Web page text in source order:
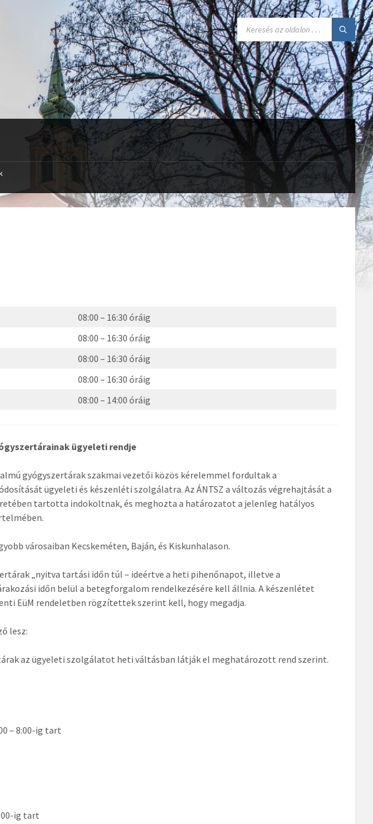
SEARCH:
08:00 – 16:30 óráig
08:00 – 16:30 óráig
08:00 – 16:30 óráig
08:00 – 16:30 óráig
08:00 – 14:00 óráig
ügyeleti rendje
gyógyszertárak szakmai vezetői közös kérelemmel fordultak a
ügyeleti és készenléti szolgálatra. Az ÁNTSZ a változás végrehajtását a
tartotta indokoltnak, és meghozta a határozatot a jelenleg hatályos
városaiban Kecskeméten, Baján, és Kiskunhalason.
„nyitva tartási időn túl – ideértve a heti pihenőnapot, illetve a
időn belül a betegforgalom rendelkezésére kell állnia. A készenlétet
EüM rendeletben rögzítettek szerint kell, hogy megadja.
lesz:
az ügyeleti szolgálatot heti váltásban látják el meghatározott rend szerint.
– 8:00-ig tart
ig tart